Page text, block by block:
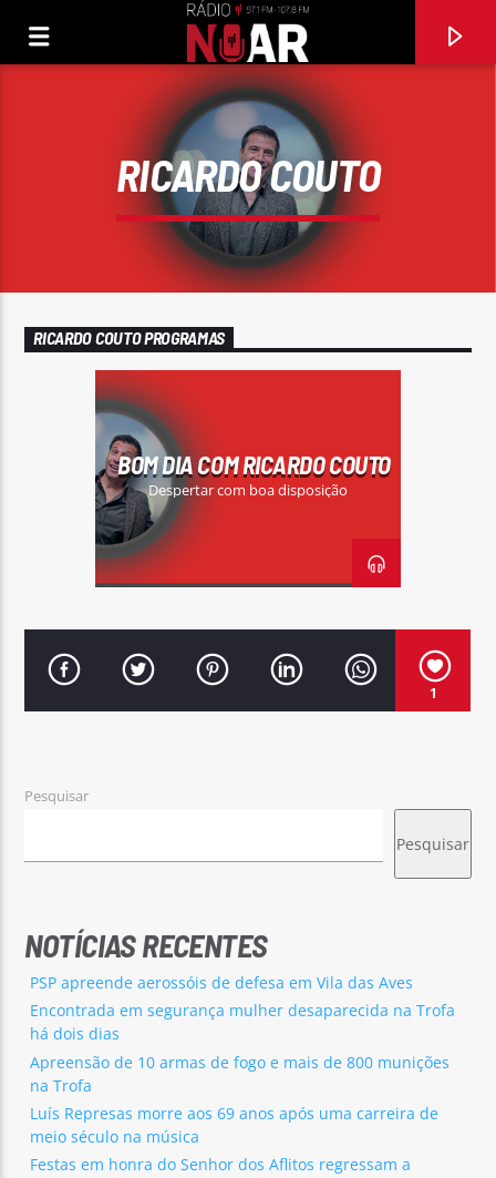
FAIXA ATUAL
EU SUJO TUDO
TIAGO NETO & PAULO FRAGOSO
Rádio No ar
RICARDO COUTO
RICARDO COUTO PROGRAMAS
BOM DIA COM RICARDO COUTO
Despertar com boa disposição
1
Pesquisar
Pesquisar
NOTÍCIAS RECENTES
PSP apreende aerossóis de defesa em Vila das Aves
Encontrada em segurança mulher desaparecida na Trofa
há dois dias
Apreensão de 10 armas de fogo e mais de 800 munições
na Trofa
Luís Represas morre aos 69 anos após uma carreira de
meio século na música
Festas em honra do Senhor dos Aflitos regressam a